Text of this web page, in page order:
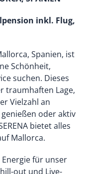
inkl. Flug,
Spanien, ist
Schönheit,
suchen. Dieses
traumhaften Lage,
Vielzahl an
oder aktiv
bietet alles
Mallorca.
für unser
out und Live-